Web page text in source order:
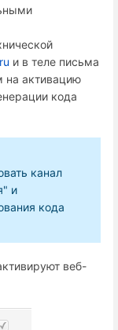
и в теле письма
на активацию
кода
канал
и
кода
веб-